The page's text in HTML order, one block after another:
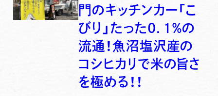
門のキッチンカー「こ
びり」たった0．1％の
流通！魚沼塩沢産の
コシヒカリで米の旨さ
を極める！！